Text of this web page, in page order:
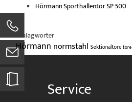
Hörmann Sporthallentor SP 500
Schlagwörter
Hörmann normstahl Sektionaltoretore
Service